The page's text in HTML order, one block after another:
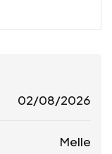
02/08/2026
Melle